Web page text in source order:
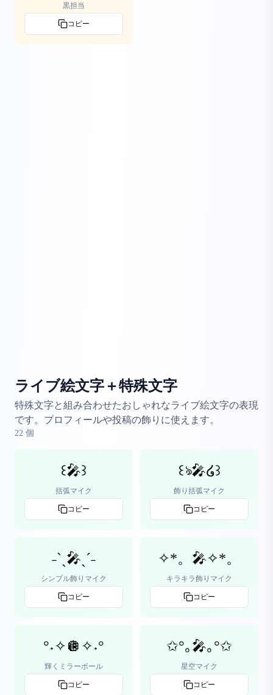
黒担当
コピー
ライブ絵文字＋特殊文字
特殊文字と組み合わせたおしゃれなライブ絵文字の表現
です。プロフィールや投稿の飾りに使えます。
22 個
꒰🎤꒱
括弧マイク
コピー
꒰ঌ🎤໒꒱
飾り括弧マイク
コピー
˗ˋˏ🎤ˎˊ˗
シンプル飾りマイク
コピー
✧*。🎤✧*。
キラキラ飾りマイク
コピー
°˖✧🪩✧˖°
輝くミラーボール
コピー
✩°｡🎤｡°✩
星空マイク
コピー